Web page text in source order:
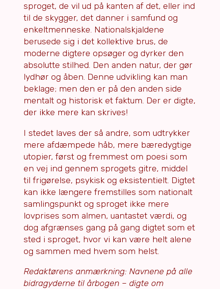
sproget, de vil ud på kanten af det, eller ind
til de skygger, det danner i samfund og
enkeltmenneske. Nationalskjaldene
berusede sig i det kollektive brus, de
moderne digtere opsøger og dyrker den
absolutte stilhed. Den anden natur, der gør
lydhør og åben. Denne udvikling kan man
beklage; men den er på den anden side
mentalt og historisk et faktum. Der er digte,
der ikke mere kan skrives!
I stedet laves der så andre, som udtrykker
mere afdæmpede håb, mere bæredygtige
utopier, først og fremmest om poesi som
en vej ind gennem sprogets gitre, middel
til frigørelse, psykisk og eksistentielt. Digtet
kan ikke længere fremstilles som nationalt
samlingspunkt og sproget ikke mere
lovprises som almen, uantastet værdi, og
dog afgrænses gang på gang digtet som et
sted i sproget, hvor vi kan være helt alene
og sammen med hvem som helst.
Redaktørens anmærkning: Navnene på alle
bidragyderne til årbogen – digte om